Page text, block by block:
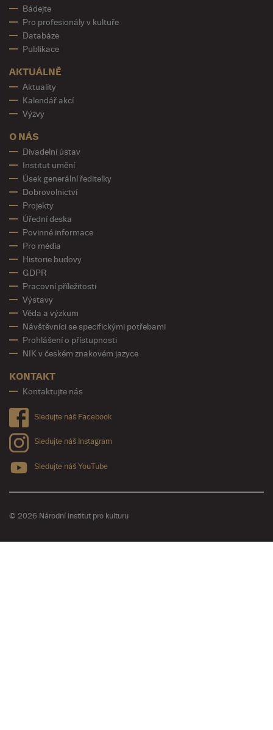
Bádejte
Pro profesionály v kultuře
Databáze
Publikace
AKTUÁLNĚ
Aktuality
Kalendář akcí
Výzvy
O NÁS
Divadelní ústav
Institut umění
Úsek generální ředitelky
Dobrovolnictví
Projekty
Úřední deska
Povinné informace
Pro média
Historie budovy
GDPR
Pracovní příležitosti
Výstavy
Věda a výzkum
Návštěvníci se specifickými potřebami
Prohlášení o přístupnosti
NIK v českém znakovém jazyce
KONTAKT
Kontaktujte nás
Sledujte náš Facebook
Sledujte náš Instagram
Sledujte náš YouTube
© 2026 Národní institut pro kulturu